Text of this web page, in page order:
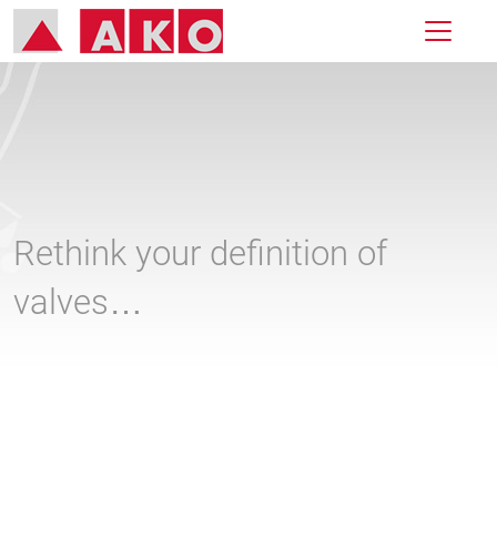
Rethink your definition of
valves…